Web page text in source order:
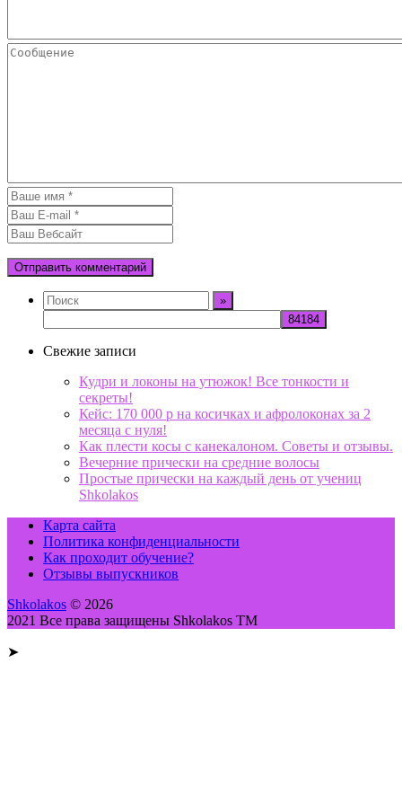
Свежие записи
Кудри и локоны на утюжок! Все тонкости и
секреты!
Кейс: 170 000 р на косичках и афролоконах за 2
месяца с нуля!
Как плести косы с канекалоном. Советы и отзывы.
Вечерние прически на средние волосы
Простые прически на каждый день от учениц
Shkolakos
Карта сайта
Политика конфиденциальности
Как проходит обучение?
Отзывы выпускников
Shkolakos © 2026
2021 Все права защищены Shkolakos TM
➤